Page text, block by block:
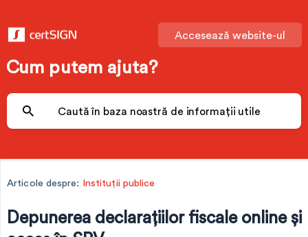
Accesează website-ul
Cum putem ajuta?
Articole despre: Instituții publice
Depunerea declarațiilor fiscale online şi